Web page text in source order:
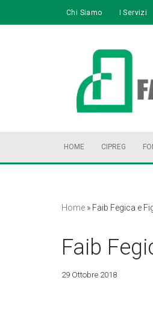
Chi Siamo I Servizi
HOME CIPREG
Home » Faib Fegica e
Faib
29 Ottobre 2018